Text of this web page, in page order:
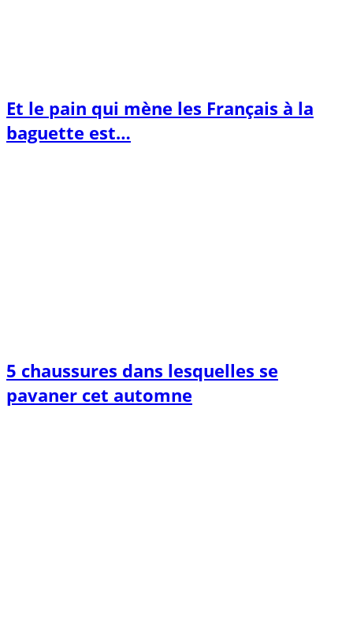
Et le pain qui mène les Français à la
baguette est…
5 chaussures dans lesquelles se
pavaner cet automne